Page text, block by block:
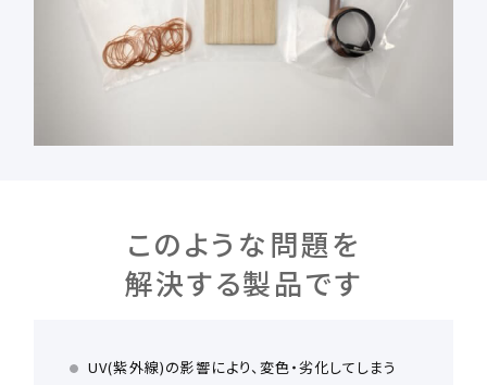
このような問題を
解決する製品です
UV(紫外線)の影響により、変色・劣化してしまう